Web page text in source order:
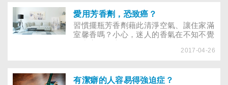
愛用芳香劑，恐致癌？
習慣擺瓶芳香劑藉此清淨空氣、讓住家滿
室馨香嗎？小心，迷人的香氣在不知不覺
2017-04-26
有潔癖的人容易得強迫症？